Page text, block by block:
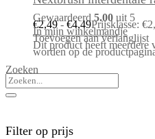
Gewaardeerd 5.00 uit 5
€2,49 - €4,49Prijsklasse:
In mijn winkelmandje
Toevoegen aan verlanglijst
Dit product heeft meerdere
worden op de
Zoeken
Filter op prijs